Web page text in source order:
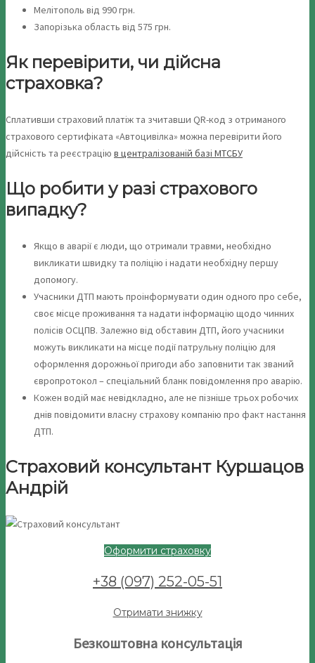
Мелітополь від 990 грн.
Запорізька область від 575 грн.
Як перевірити, чи дійсна
страховка?
Сплативши страховий платіж та зчитавши QR-код з отриманого
страхового сертифіката «Автоцивілка» можна перевірити його
дійсність та реєстрацію в централізованій базі МТСБУ
Що робити у разі страхового
випадку?
Якщо в аварії є люди, що отримали травми, необхідно
викликати швидку та поліцію і надати необхідну першу
допомогу.
Учасники ДТП мають проінформувати один одного про себе,
своє місце проживання та надати інформацію щодо чинних
полісів ОСЦПВ. Залежно від обставин ДТП, його учасники
можуть викликати на місце події патрульну поліцію для
оформлення дорожньої пригоди або заповнити так званий
європротокол – спеціальний бланк повідомлення про аварію.
Кожен водій має невідкладно, але не пізніше трьох робочих
днів повідомити власну страхову компанію про факт настання
ДТП.
Страховий консультант Куршацов
Андрій
Оформити страховку
+38 (097) 252-05-51
Отримати знижку
Безкоштовна консультація